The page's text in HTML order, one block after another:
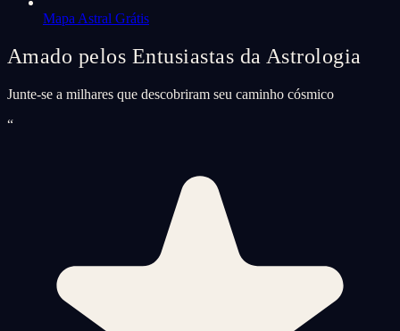
Mapa Astral Grátis
Amado pelos Entusiastas da Astrologia
Junte-se a milhares que descobriram seu caminho cósmico
“